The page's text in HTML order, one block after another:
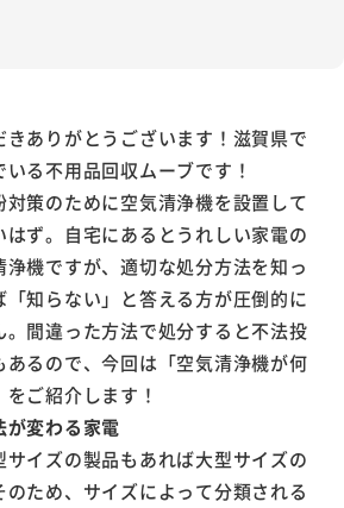
きありがとうございます！滋賀県で
る不用品回収ムーブです！
対策のために空気清浄機を設置して
はず。自宅にあるとうれしい家電の
機ですが、適切な処分方法を知っ
「知らない」と答える方が圧倒的に
。間違った方法で処分すると不法投
あるので、今回は「空気清浄機が何
ご紹介します！
変わる家電
サイズの製品もあれば大型サイズの
ため、サイズによって分類される